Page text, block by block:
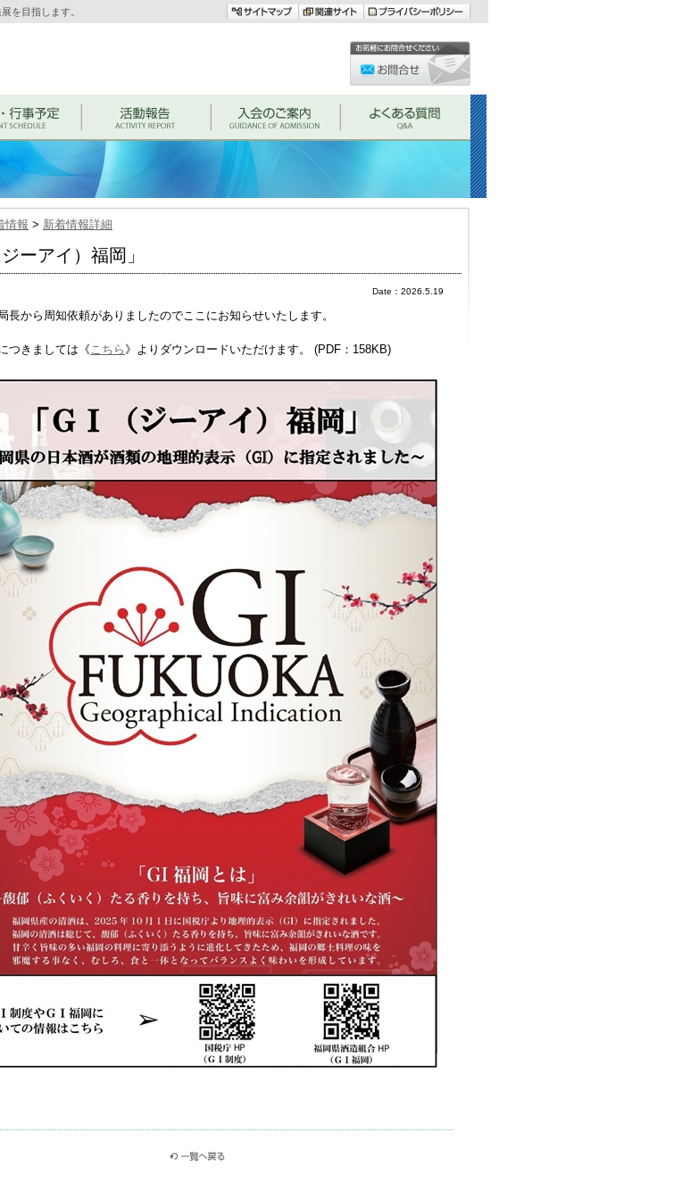
を目指します。
情報 > 新着情報詳細
ジーアイ）福岡」
Date：2026.5.19
長から周知依頼がありましたのでここにお知らせいたします。
つきましては《こちら 》よりダウンロードいただけます。 (PDF：158KB)